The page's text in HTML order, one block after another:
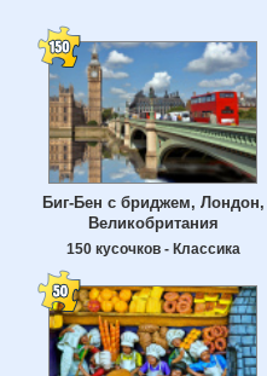
Биг-Бен с бриджем, Лондон,
Великобритания
150 кусочков - Классика